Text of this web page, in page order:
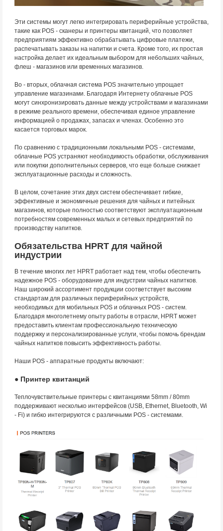
Эти системы могут легко интегрировать периферийные устройства,
такие как POS - сканеры и принтеры квитанций, что позволяет
предприятиям эффективно обрабатывать цифровые платежи,
распечатывать заказы на напитки и счета. Кроме того, их простая
настройка делает их идеальным выбором для небольших чайных,
флеш - магазинов или временных магазинов.
Во - вторых, облачная система POS значительно упрощает
управление магазинами. Благодаря Интернету облачные POS
могут синхронизировать данные между устройствами и магазинами
в режиме реального времени, обеспечивая единое управление
информацией о продажах, запасах и членах. Особенно это
касается торговых марок.
По сравнению с традиционными локальными POS - системами,
облачные POS устраняют необходимость обработки, обслуживания
или покупки дополнительных серверов, что еще больше снижает
эксплуатационные расходы и сложность.
В целом, сочетание этих двух систем обеспечивает гибкие,
эффективные и экономичные решения для чайных и питейных
магазинов, которые полностью соответствуют эксплуатационным
потребностям современных малых и сетевых предприятий по
производству напитков.
Обязательства HPRT для чайной
индустрии
В течение многих лет HPRT работает над тем, чтобы обеспечить
надежное POS - оборудование для индустрии чайных напитков.
Наш широкий ассортимент продукции соответствует высоким
стандартам для различных периферийных устройств,
необходимых для мобильных POS и облачных POS - систем.
Благодаря многолетнему опыту работы в отрасли, HPRT может
предоставить клиентам профессиональную техническую
поддержку и персонализированные услуги, чтобы помочь брендам
чайных напитков повысить эффективность работы.
Наши POS - аппаратные продукты включают:
● Принтер квитанций
Теплочувствительные принтеры с квитанциями 58mm / 80mm
поддерживают несколько интерфейсов (USB, Ethernet, Bluetooth, Wi
- Fi) и гибко интегрируются с различными POS - системами.